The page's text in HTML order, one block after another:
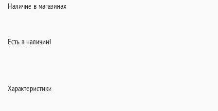
Наличие в магазинах
Есть в наличии!
Характеристики